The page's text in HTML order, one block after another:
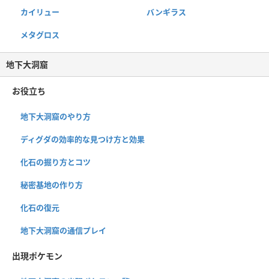
カイリュー バンギラス
メタグロス
地下大洞窟
お役立ち
地下大洞窟のやり方
ディグダの効率的な見つけ方と効果
化石の掘り方とコツ
秘密基地の作り方
化石の復元
地下大洞窟の通信プレイ
出現ポケモン